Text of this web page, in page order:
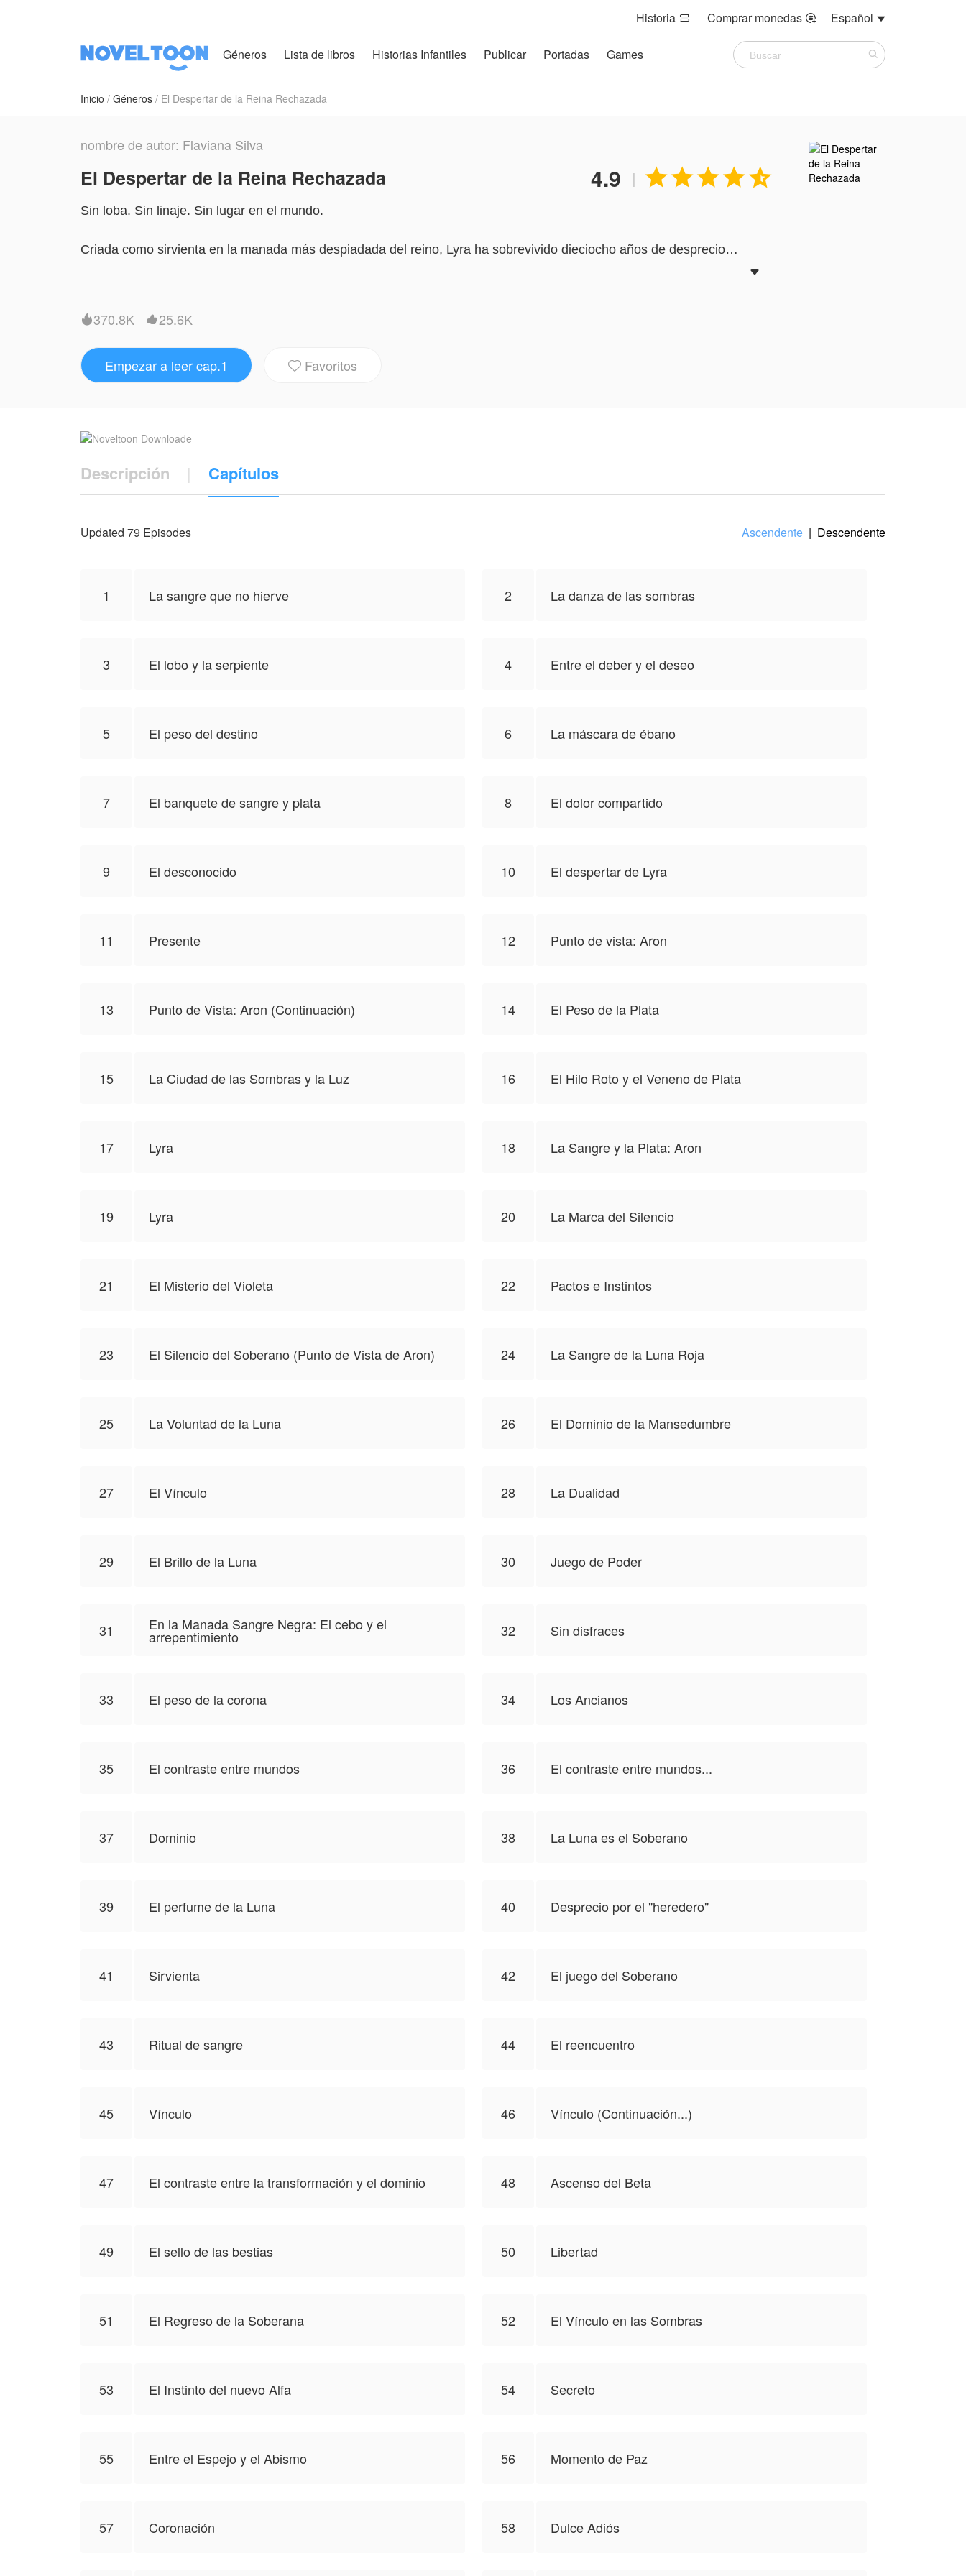
Historia  Comprar monedas  Español 
Géneros Lista de libros Historias Infantiles Publicar Portadas Games
Inicio Géneros El Despertar de la Reina Rechazada
nombre de autor: Flaviana Silva
El Despertar de la Reina Rechazada 4.9 | 
Sin loba. Sin linaje. Sin lugar en el mundo.
Criada como sirvienta en la manada más despiadada del reino, Lyra ha sobrevivido dieciocho años de desprecio
Cuando el Alfa Vane —el hombre que debería ser su compañero destinado— la rechaza públicamente para coronar a
otra como su Luna, Lyra hace lo impensable: lo rechaza de vuelta. Las palabras de ruptura le destrozan el alma, pero
también encienden algo antiguo en su sangre.
Aron. El Soberano.
Un ser milenario de ojos negros como el abismo, tan letal como seductor, que ha esperado siglos por una mujer con
aroma a madreselva y ojos que guardan tormentas. Desde el momento en que la atrapa entre sus brazos, Aron no
NovelToon tiene autorización de Flaviana Silva para publicar esa obra, el contenido del mismo representa el punto de

370.8K 25.6K
Empezar a leer cap.1  Favoritos
Descripción | Capítulos
Updated 79 Episodes Ascendente | Descendente
1 La sangre que no hierve 2 La danza de las sombras
3 El lobo y la serpiente 4 Entre el deber y el deseo
5 El peso del destino 6 La máscara de ébano
7 El banquete de sangre y plata 8 El dolor compartido
9 El desconocido 10 El despertar de Lyra
11 Presente 12 Punto de vista: Aron
13 Punto de Vista: Aron (Continuación) 14 El Peso de la Plata
15 La Ciudad de las Sombras y la Luz 16 El Hilo Roto y el Veneno de Plata
17 Lyra 18 La Sangre y la Plata: Aron
19 Lyra 20 La Marca del Silencio
21 El Misterio del Violeta 22 Pactos e Instintos
23 El Silencio del Soberano (Punto de Vista de Aron) 24 La Sangre de la Luna Roja
25 La Voluntad de la Luna 26 El Dominio de la Mansedumbre
27 El Vínculo 28 La Dualidad
29 El Brillo de la Luna 30 Juego de Poder
31 En la Manada Sangre Negra: El cebo y el
arrepentimiento 32 Sin disfraces
33 El peso de la corona 34 Los Ancianos
35 El contraste entre mundos 36 El contraste entre mundos...
37 Dominio 38 La Luna es el Soberano
39 El perfume de la Luna 40 Desprecio por el "heredero"
41 Sirvienta 42 El juego del Soberano
43 Ritual de sangre 44 El reencuentro
45 Vínculo 46 Vínculo (Continuación...)
47 El contraste entre la transformación y el dominio 48 Ascenso del Beta
49 El sello de las bestias 50 Libertad
51 El Regreso de la Soberana 52 El Vínculo en las Sombras
53 El Instinto del nuevo Alfa 54 Secreto
55 Entre el Espejo y el Abismo 56 Momento de Paz
57 Coronación 58 Dulce Adiós